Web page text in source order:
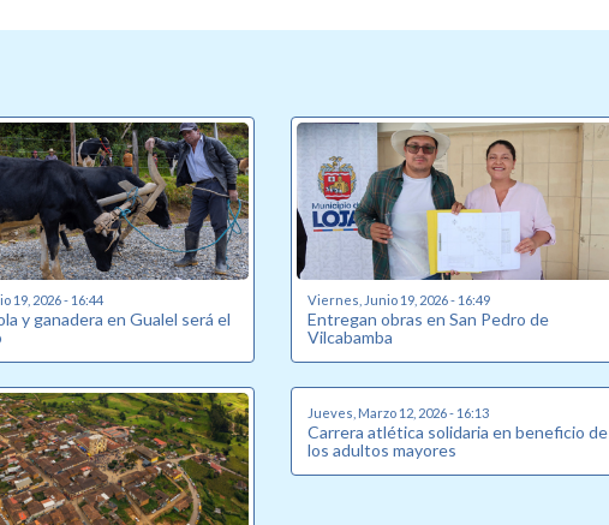
19, 2026 - 16:44
y ganadera en Gualel será el
Viernes, Junio 19, 2026 - 16:49
Entregan obras en San Pedro de
Vilcabamba
Jueves, Marzo 12, 2026 - 16:13
Carrera atlética solidaria en beneficio de
los adultos mayores